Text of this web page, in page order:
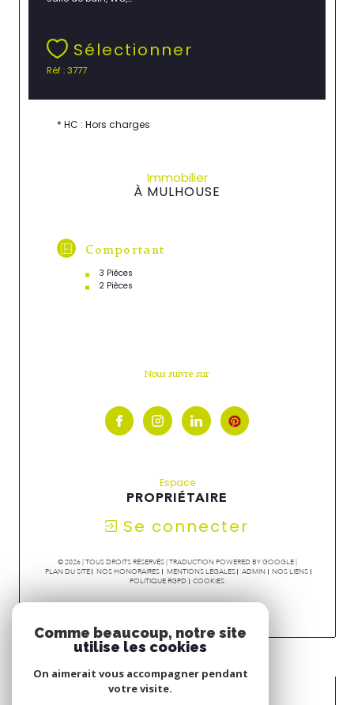
Sélectionner
Réf : 3777
* HC : Hors charges
Immobilier
À MULHOUSE
Comportant
3 Pièces
2 Pièces
Nous suivre sur
Espace
PROPRIÉTAIRE
Se connecter
© 2026 | TOUS DROITS RÉSERVÉS | TRADUCTION POWERED BY GOOGLE |
PLAN DU SITE
NOS HONORAIRES MENTIONS LÉGALES ADMIN
NOS LIENS
POLITIQUE RGPD
COOKIES
Comme beaucoup, notre site
utilise les cookies
On aimerait vous accompagner pendant
votre visite.